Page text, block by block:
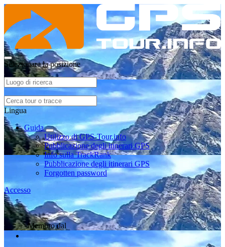
Selezionare la posizione
Lingua
Guida
Utilizzo di GPS-Tour.info
Pubblicazione degli itinerari GPS
Info sulla TrackRank
Pubblicazione degli itinerari GPS
Forgotten password
Accesso
Membro dal